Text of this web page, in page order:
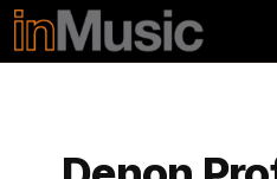
Zum hauptsächlichen Inhalt